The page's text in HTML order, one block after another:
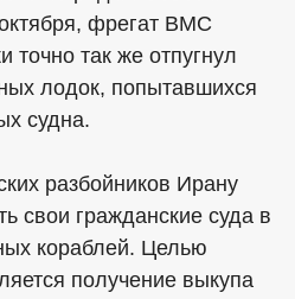
фрегат ВМС
точно так же отпугнул
лодок, попытавшихся
судна.
разбойников Ирану
свои гражданские суда в
кораблей. Целью
получение выкупа